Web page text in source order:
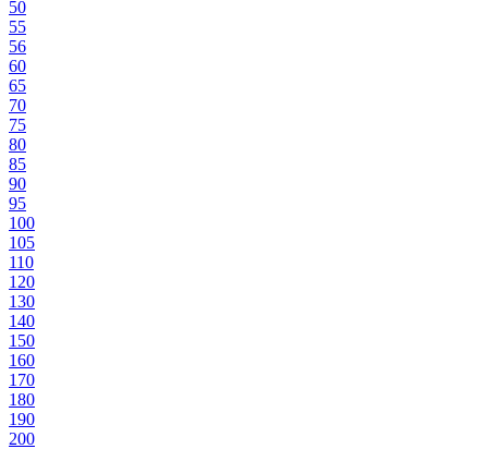
50
55
56
60
65
70
75
80
85
90
95
100
105
110
120
130
140
150
160
170
180
190
200